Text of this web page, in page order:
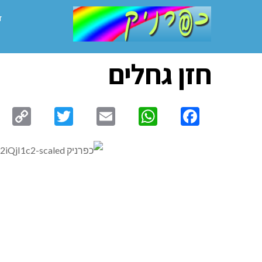
חזן גחלים
Facebook
WhatsApp
Email
Twitter